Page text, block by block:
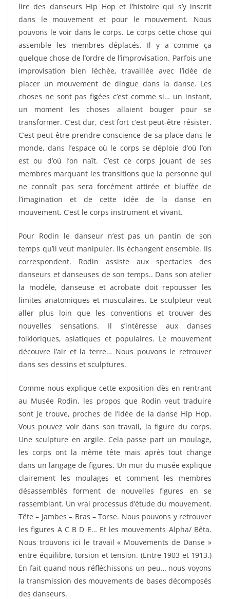
lire des danseurs Hip Hop et l’histoire qui s’y inscrit
dans le mouvement et pour le mouvement. Nous
pouvons le voir dans le corps. Le corps cette chose qui
assemble les membres déplacés. Il y a comme ça
quelque chose de l’ordre de l’improvisation. Parfois une
improvisation bien léchée, travaillée avec l’idée de
placer un mouvement de dingue dans la danse. Les
choses ne sont pas figées c’est comme si… un instant,
un moment les choses allaient bouger pour se
transformer. C’est dur, c’est fort c’est peut-être résister.
C’est peut-être prendre conscience de sa place dans le
monde, dans l’espace où le corps se déploie d’où l’on
est ou d’où l’on naît. C’est ce corps jouant de ses
membres marquant les transitions que la personne qui
ne connaît pas sera forcément attirée et bluffée de
l’imagination et de cette idée de la danse en
mouvement. C’est le corps instrument et vivant.
Pour Rodin le danseur n’est pas un pantin de son
temps qu’il veut manipuler. Ils échangent ensemble. Ils
correspondent. Rodin assiste aux spectacles des
danseurs et danseuses de son temps.. Dans son atelier
la modèle, danseuse et acrobate doit repousser les
limites anatomiques et musculaires. Le sculpteur veut
aller plus loin que les conventions et trouver des
nouvelles sensations. Il s’intéresse aux danses
folkloriques, asiatiques et populaires. Le mouvement
découvre l’air et la terre… Nous pouvons le retrouver
dans ses dessins et sculptures.
Comme nous explique cette exposition dès en rentrant
au Musée Rodin, les propos que Rodin veut traduire
sont je trouve, proches de l’idée de la danse Hip Hop.
Vous pouvez voir dans son travail, la figure du corps.
Une sculpture en argile. Cela passe part un moulage,
les corps ont la même tête mais après tout change
dans un langage de figures. Un mur du musée explique
clairement les moulages et comment les membres
désassemblés forment de nouvelles figures en se
rassemblant. Un vrai processus d’étude du mouvement.
Tête – Jambes – Bras – Torse. Nous pouvons y retrouver
les figures A C B D E… Et les mouvements Alpha/ Bêta.
Nous trouvons ici le travail « Mouvements de Danse »
entre équilibre, torsion et tension. (Entre 1903 et 1913.)
En fait quand nous réfléchissons un peu… nous voyons
la transmission des mouvements de bases décomposés
des danseurs.